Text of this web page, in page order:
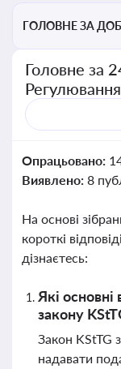
ГОЛОВНЕ ЗА
Головне за
Регулювання
Опрацьовано:
Виявлено: 8
На основі
короткі
дізнаєтесь:
Які
закону
Закон KStTG
надавати